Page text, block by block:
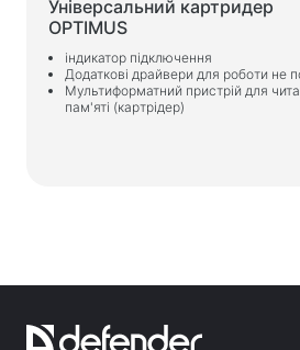
Універсальний картридер
OPTIMUS
індикатор підключення
Додаткові драйвери для роботи не
Мультиформатний пристрій для
пам'яті (картрідер)